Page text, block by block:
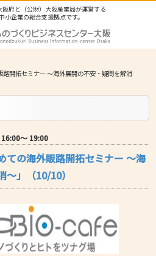
府と（公財）大阪産業局が運営する
小企業の総合支援拠点です。
開拓セミナー ～海外展開の不安・疑問を解消
〜 19:00
の海外販路開拓セミナー ～海
」（10/10）